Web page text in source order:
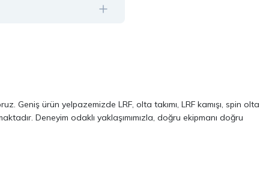
Geniş ürün yelpazemizde LRF, olta takımı, LRF kamışı, spin olta
Deneyim odaklı yaklaşımımızla, doğru ekipmanı doğru
odaklı modellerinden oluşur. Özellikle LRF avcılığı ve